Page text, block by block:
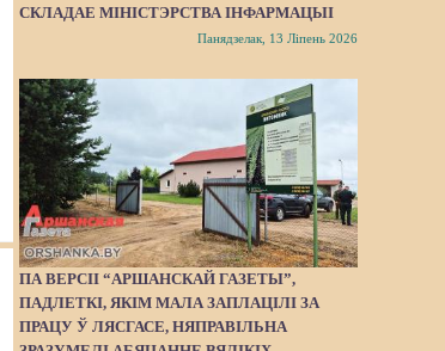
СКЛАДАЕ МІНІСТЭРСТВА ІНФАРМАЦЫІ
Панядзелак, 13 Ліпень 2026
ПА ВЕРСІІ “АРШАНСКАЙ ГАЗЕТЫ”,
ПАДЛЕТКІ, ЯКІМ МАЛА ЗАПЛАЦІЛІ ЗА
ПРАЦУ Ў ЛЯСГАСЕ, НЯПРАВІЛЬНА